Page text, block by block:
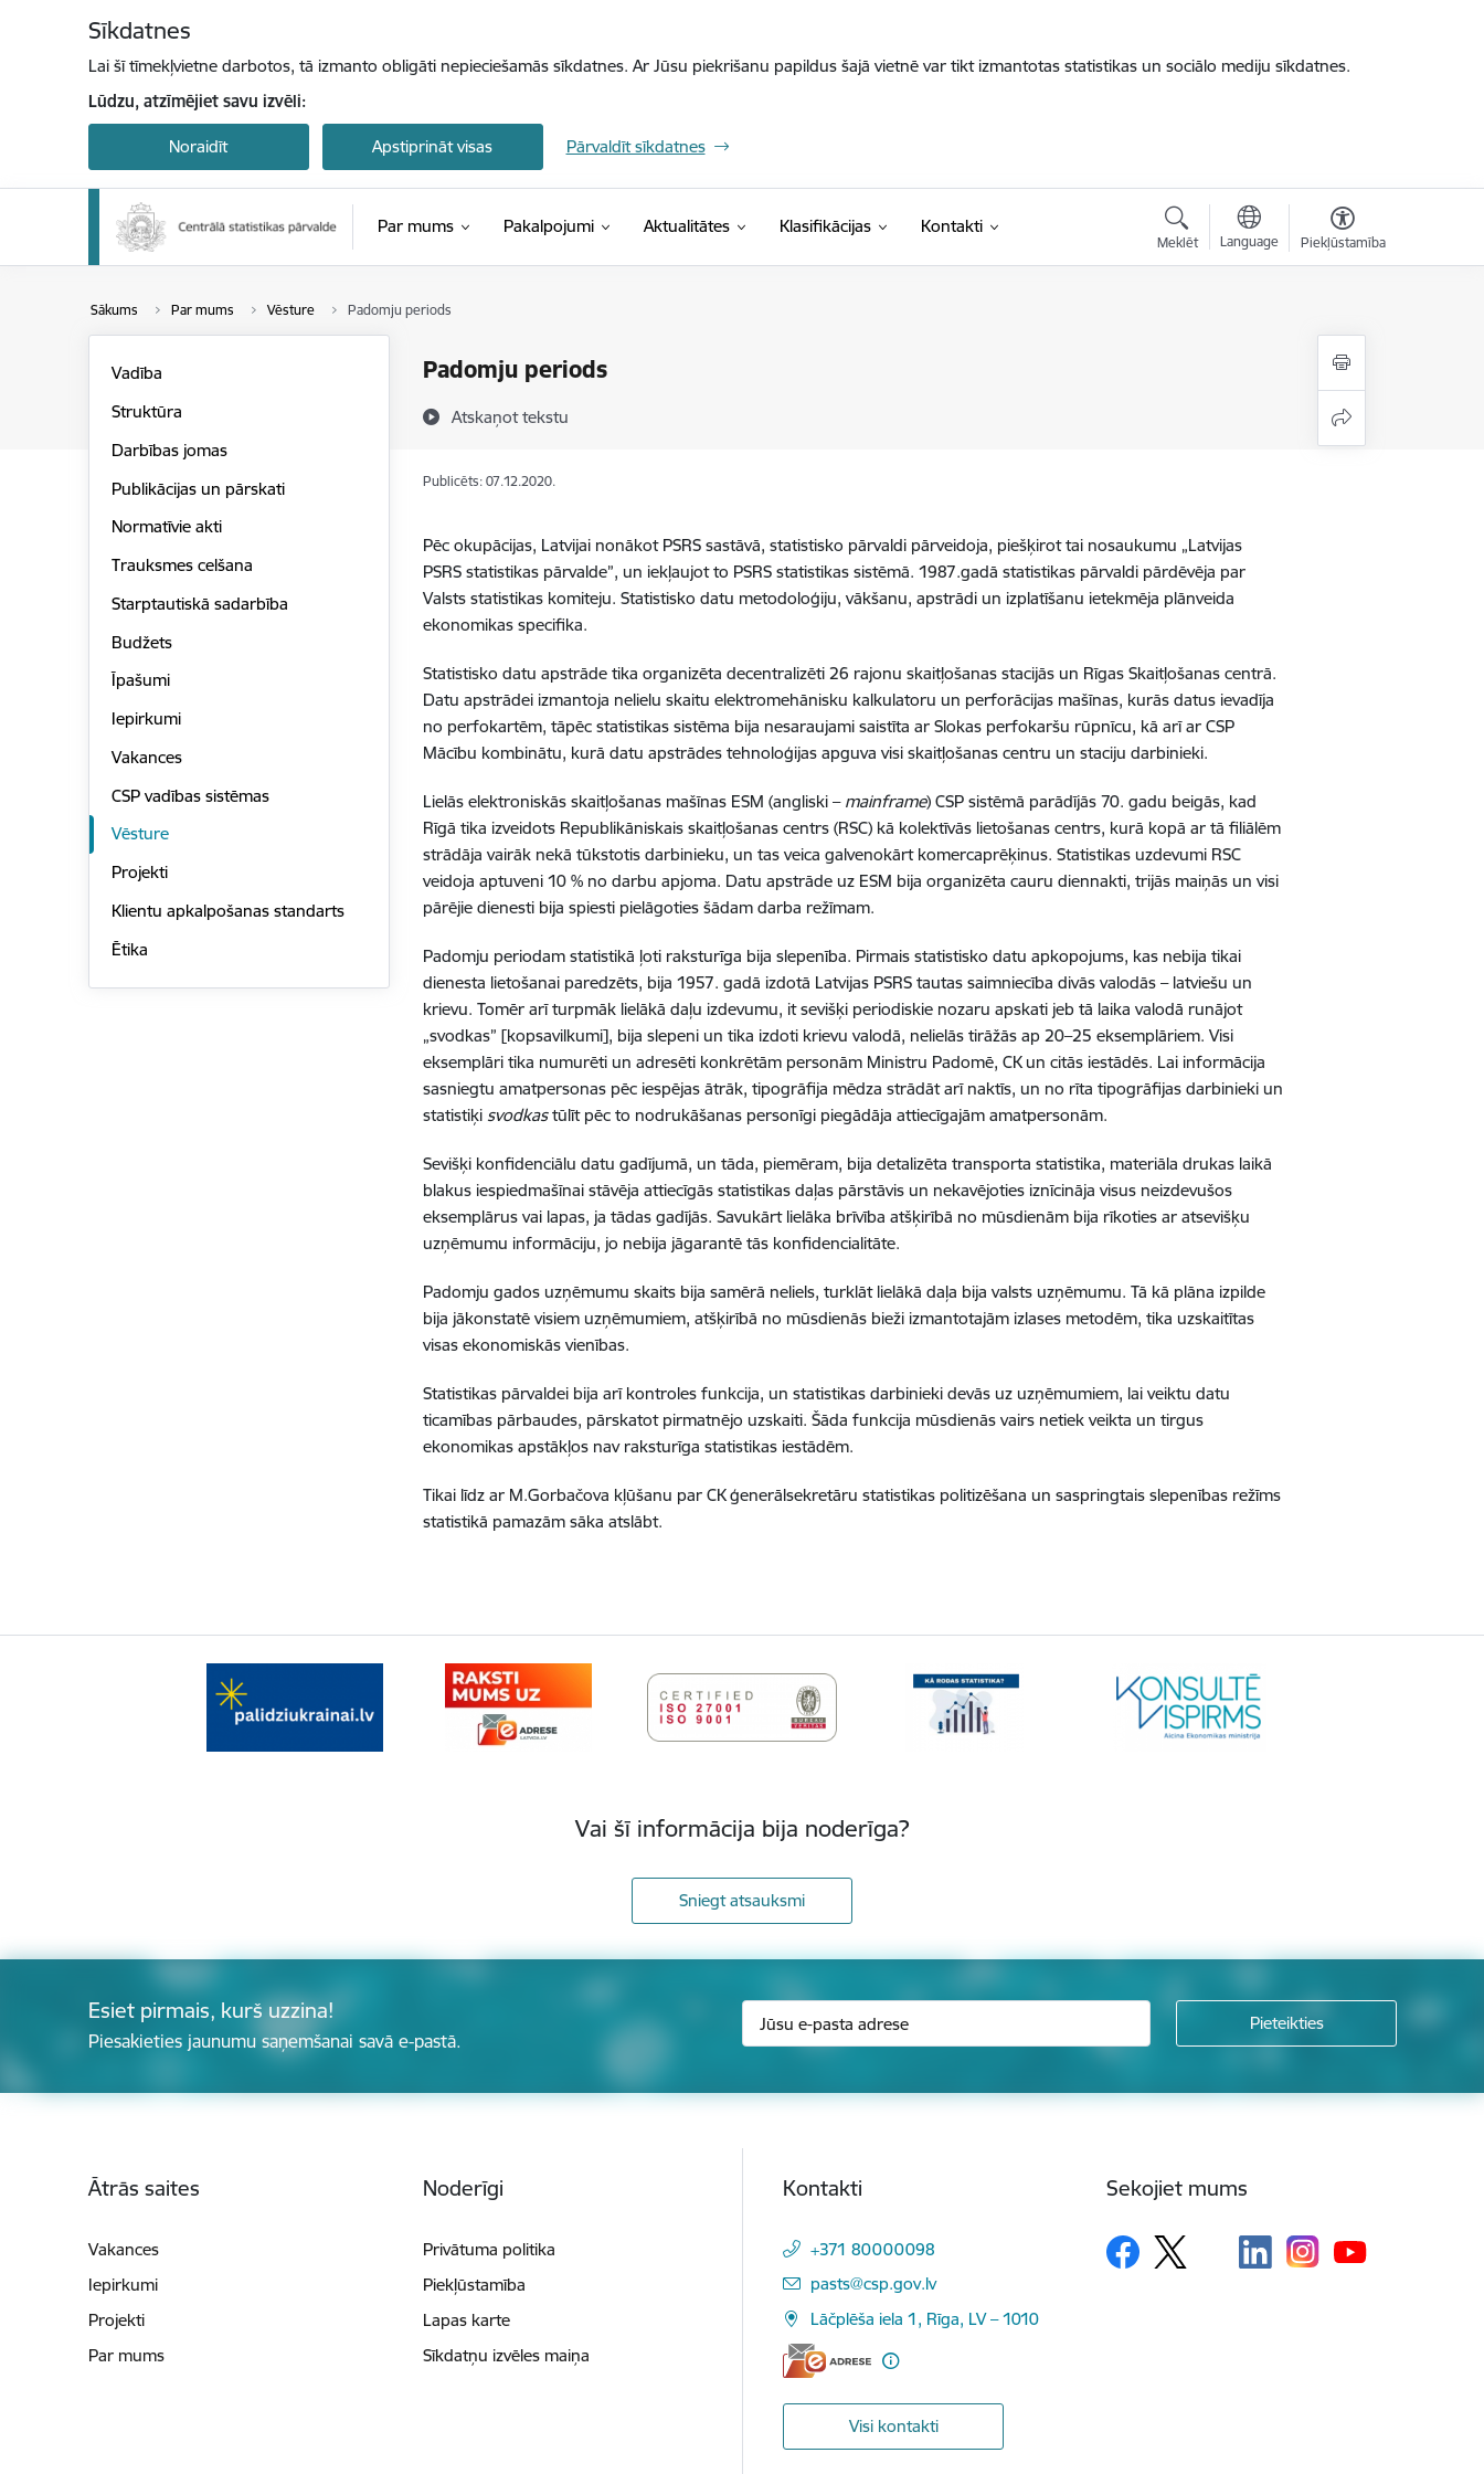
Sīkdatnes
Lai šī tīmekļvietne darbotos, tā izmanto obligāti nepieciešamās sīkdatnes. Ar Jūsu piekrišanu papildus šajā vietnē var tikt izmantotas statistikas un sociālo mediju sīkdatnes.
Lūdzu, atzīmējiet savu izvēli:
Noraidīt Apstiprināt visas Pārvaldīt sīkdatnes
Par mums Pakalpojumi Aktualitātes Klasifikācijas(Ārējā saite)
Kontakti
Meklēt Language Piekļūstamība
Sākums Par mums Vēsture Padomju periods
Padomju periods
Atskaņot tekstu
Vadība
Struktūra
Darbības jomas
Publikācijas un pārskati
Normatīvie akti
Trauksmes celšana
Starptautiskā sadarbība
Budžets
Īpašumi
Iepirkumi
Vakances
CSP vadības sistēmas
Vēsture
Projekti
Klientu apkalpošanas standarts
Ētika
Publicēts: 07.12.2020.
Pēc okupācijas, Latvijai nonākot PSRS sastāvā, statistisko pārvaldi pārveidoja, piešķirot tai nosaukumu „Latvijas
PSRS statistikas pārvalde”, un iekļaujot to PSRS statistikas sistēmā. 1987.gadā statistikas pārvaldi pārdēvēja par
Valsts statistikas komiteju. Statistisko datu metodoloģiju, vākšanu, apstrādi un izplatīšanu ietekmēja plānveida
ekonomikas specifika.
Statistisko datu apstrāde tika organizēta decentralizēti 26 rajonu skaitļošanas stacijās un Rīgas Skaitļošanas centrā.
Datu apstrādei izmantoja nelielu skaitu elektromehānisku kalkulatoru un perforācijas mašīnas, kurās datus ievadīja
no perfokartēm, tāpēc statistikas sistēma bija nesaraujami saistīta ar Slokas perfokaršu rūpnīcu, kā arī ar CSP
Mācību kombinātu, kurā datu apstrādes tehnoloģijas apguva visi skaitļošanas centru un staciju darbinieki.
Lielās elektroniskās skaitļošanas mašīnas ESM (angliski – mainframe) CSP sistēmā parādījās 70. gadu beigās, kad
Rīgā tika izveidots Republikāniskais skaitļošanas centrs (RSC) kā kolektīvās lietošanas centrs, kurā kopā ar tā filiālēm
strādāja vairāk nekā tūkstotis darbinieku, un tas veica galvenokārt komercaprēķinus. Statistikas uzdevumi RSC
veidoja aptuveni 10 % no darbu apjoma. Datu apstrāde uz ESM bija organizēta cauru diennakti, trijās maiņās un visi
pārējie dienesti bija spiesti pielāgoties šādam darba režīmam.
Padomju periodam statistikā ļoti raksturīga bija slepenība. Pirmais statistisko datu apkopojums, kas nebija tikai
dienesta lietošanai paredzēts, bija 1957. gadā izdotā Latvijas PSRS tautas saimniecība divās valodās – latviešu un
krievu. Tomēr arī turpmāk lielākā daļu izdevumu, it sevišķi periodiskie nozaru apskati jeb tā laika valodā runājot
„svodkas” [kopsavilkumi], bija slepeni un tika izdoti krievu valodā, nelielās tirāžās ap 20–25 eksemplāriem. Visi
eksemplāri tika numurēti un adresēti konkrētām personām Ministru Padomē, CK un citās iestādēs. Lai informācija
sasniegtu amatpersonas pēc iespējas ātrāk, tipogrāfija mēdza strādāt arī naktīs, un no rīta tipogrāfijas darbinieki un
statistiķisvodkastūlīt pēc to nodrukāšanas personīgi piegādāja attiecīgajām amatpersonām.
Sevišķi konfidenciālu datu gadījumā, un tāda, piemēram, bija detalizēta transporta statistika, materiāla drukas laikā
blakus iespiedmašīnai stāvēja attiecīgās statistikas daļas pārstāvis un nekavējoties iznīcināja visus neizdevušos
eksemplārus vai lapas, ja tādas gadījās. Savukārt lielāka brīvība atšķirībā no mūsdienām bija rīkoties ar atsevišķu
uzņēmumu informāciju, jo nebija jāgarantē tās konfidencialitāte.
Padomju gados uzņēmumu skaits bija samērā neliels, turklāt lielākā daļa bija valsts uzņēmumu. Tā kā plāna izpilde
bija jākonstatē visiem uzņēmumiem, atšķirībā no mūsdienās bieži izmantotajām izlases metodēm, tika uzskaitītas
visas ekonomiskās vienības.
Statistikas pārvaldei bija arī kontroles funkcija, un statistikas darbinieki devās uz uzņēmumiem, lai veiktu datu
ticamības pārbaudes, pārskatot pirmatnējo uzskaiti. Šāda funkcija mūsdienās vairs netiek veikta un tirgus
ekonomikas apstākļos nav raksturīga statistikas iestādēm.
Tikai līdz ar M.Gorbačova kļūšanu par CK ģenerālsekretāru statistikas politizēšana un saspringtais slepenības režīms
statistikā pamazām sāka atslābt.
Vai šī informācija bija noderīga?
Sniegt atsauksmi
Esiet pirmais, kurš uzzina!
Piesakieties jaunumu saņemšanai savā e-pastā.
Ātrās saites
Vakances
Iepirkumi
Projekti
Par mums
Noderīgi
Privātuma politika
Piekļūstamība
Lapas karte
Sīkdatņu izvēles maiņa
Kontakti
+371 80000098
E-pasts:
pasts@csp.gov.lv
Lāčplēša iela 1, Rīga, LV – 1010
Visi kontakti
Sekojiet mums